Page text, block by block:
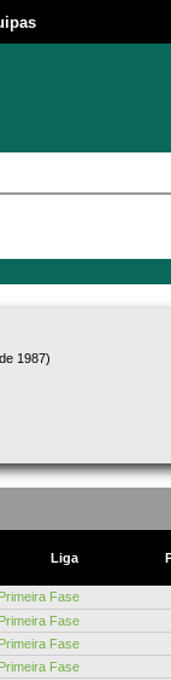
1987)
Liga
Primeira Fase
Primeira Fase
Primeira Fase
Primeira Fase